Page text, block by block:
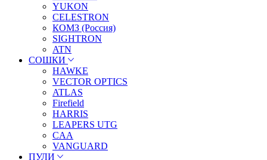
YUKON
CELESTRON
КОМЗ (Россия)
SIGHTRON
ATN
СОШКИ
HAWKE
VECTOR OPTICS
ATLAS
Firefield
HARRIS
LEAPERS UTG
CAA
VANGUARD
ПУЛИ